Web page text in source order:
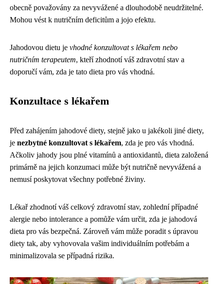
obecně považovány za nevyvážené a dlouhodobě neudržitelné.
Mohou vést k nutričním deficitům a jojo efektu.
Jahodovou dietu je vhodné konzultovat s lékařem nebo
nutričním terapeutem, kteří zhodnotí váš zdravotní stav a
doporučí vám, zda je tato dieta pro vás vhodná.
Konzultace s lékařem
Před zahájením jahodové diety, stejně jako u jakékoli jiné diety,
je nezbytné konzultovat s lékařem, zda je pro vás vhodná.
Ačkoliv jahody jsou plné vitamínů a antioxidantů, dieta založená
primárně na jejich konzumaci může být nutričně nevyvážená a
nemusí poskytovat všechny potřebné živiny.
Lékař zhodnotí váš celkový zdravotní stav, zohlední případné
alergie nebo intolerance a pomůže vám určit, zda je jahodová
dieta pro vás bezpečná. Zároveň vám může poradit s úpravou
diety tak, aby vyhovovala vašim individuálním potřebám a
minimalizovala se případná rizika.